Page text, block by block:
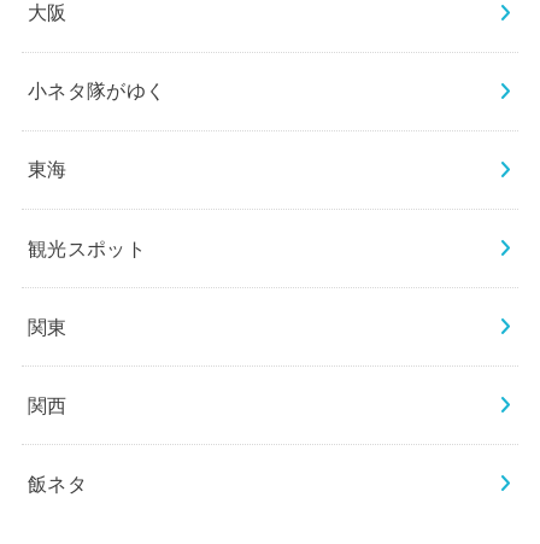
大阪
小ネタ隊がゆく
東海
観光スポット
関東
関西
飯ネタ